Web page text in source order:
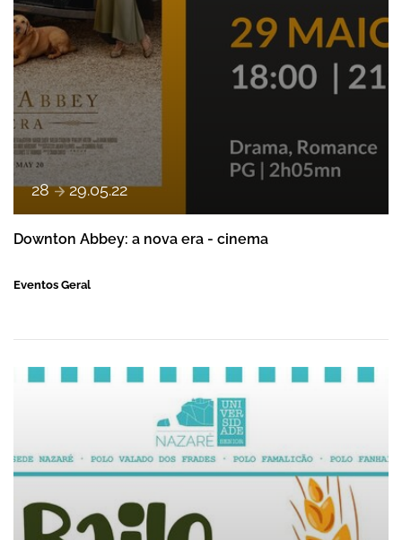
28 e 29.05.22
Downton Abbey: a nova era - cinema
Eventos Geral
Baile da Espiga